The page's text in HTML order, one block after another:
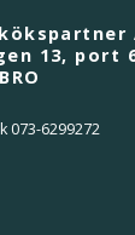
13, port
073-6299272